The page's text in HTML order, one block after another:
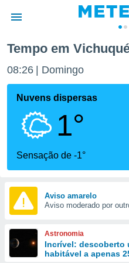
da
foi
fornecidas
a este
das
e
forma
digital
Tempo em
08:26 Domingo
Nuvens dispersas
1°
Sensação de -1°
Aviso amarelo
Aviso moderado por
Astronomia
Incrível: descoberto
habitável a apenas